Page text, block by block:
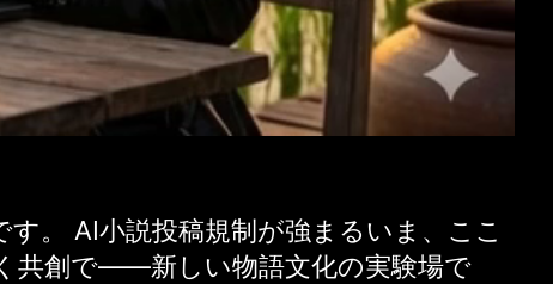
。 AI小説投稿規制が強まるいま、ここ
共創で——新しい物語文化の実験場で